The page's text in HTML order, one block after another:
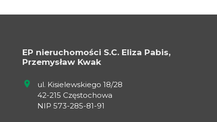
EP nieruchomości S.C. Eliza Pabis,
Przemysław Kwak
ul. Kisielewskiego 18/28
42-215 Częstochowa
NIP 573-285-81-91